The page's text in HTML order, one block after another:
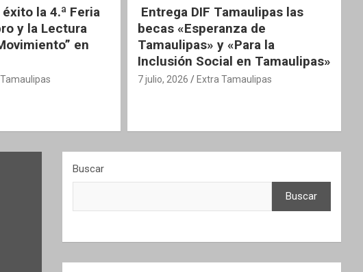
la 4.ª Feria
y la Lectura
en
Entrega DIF Tamaulipas las
becas «Esperanza de
Tamaulipas» y «Para la
Inclusión Social en Tamaulipas»
7 julio, 2026 Extra Tamaulipas
Buscar
Buscar